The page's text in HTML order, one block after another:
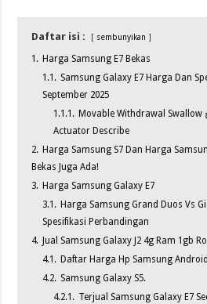
Daftar isi : sembunyikan
1. Harga Samsung E7 Bekas
1.1. Samsung Galaxy E7 Harga Dan
September 2025
1.1.1. Movable Withdrawal Swallow سامسونج E7 Second Hand
Actuator Describe
2. Harga Samsung S7 Dan Harga
Bekas Juga Ada!
3. Harga Samsung Galaxy E7
3.1. Harga Samsung Grand Duos Vs
Spesifikasi Perbandingan
4. Jual Samsung Galaxy J2 4g Ram 1gb
4.1. Daftar Harga Hp Samsung
4.2. Samsung Galaxy S5.
4.2.1. Terjual Samsung Galaxy E7